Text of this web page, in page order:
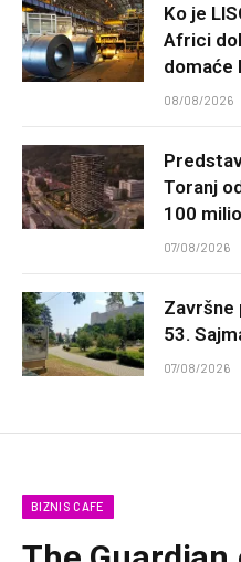
Ko je
Africi
domaće
08/08/2026
Toranj
100
07/08/2026
Završne
53.
07/08/2026
BIZNIS CAFE